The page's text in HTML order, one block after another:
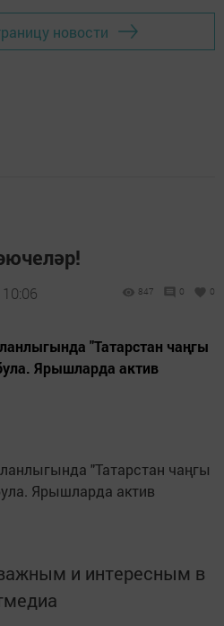
новости
847 0 0
"Татарстан чаңгы
Ярышларда актив
"Татарстан чаңгы
Ярышларда актив
и интересным в